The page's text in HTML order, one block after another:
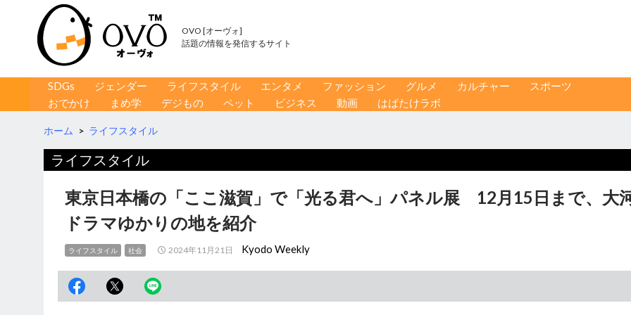
OVO [オーヴォ]
話題の情報を発信するサイト
コンテンツへ移動
SDGs ジェンダー ライフスタイル エンタメ ファッション グルメ カルチャー
スポーツ
おでかけ
まめ学 デジもの ペット ビジネス 動画 はばたけラボ
ホーム > ライフスタイル
ライフスタイル
東京日本橋の「ここ滋賀」で「光る君へ」パネル展 12月15日まで、大
ドラマゆかりの地を紹介
ライフスタイル 社会 2024年11月21日 Kyodo Weekly